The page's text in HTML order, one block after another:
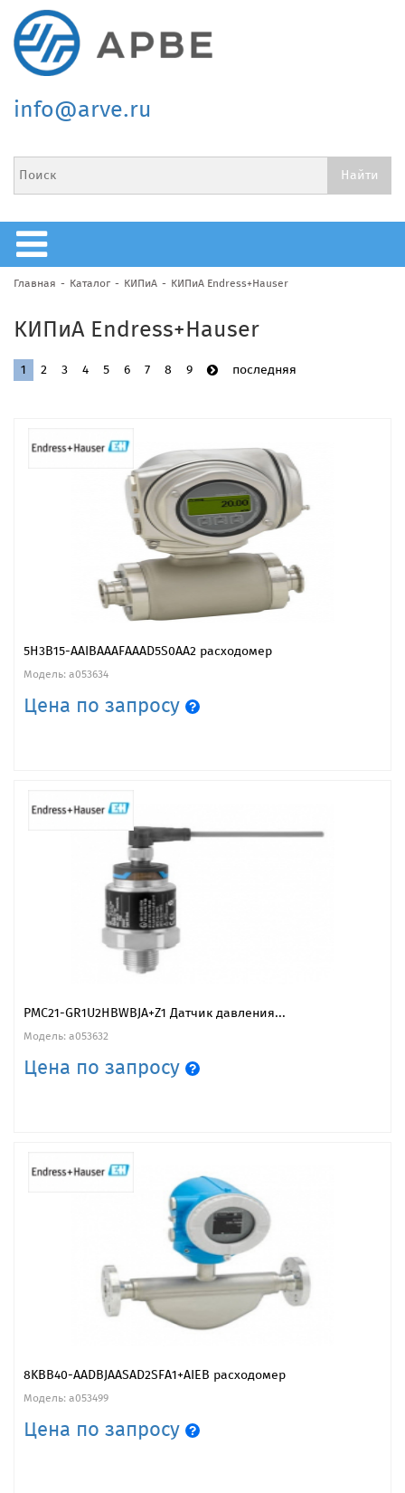
info@arve.ru
Главная Каталог КИПиА КИПиА Endress+Hauser
КИПиА Endress+Hauser
1 2 3 4 5 6 7 8 9 последняя
5H3B15-AAIBAAAFAAAD5S0AA2 расходомер
Модель: a053634
Цена по запросу
PMC21-GR1U2HBWBJA+Z1 Датчик давления...
Модель: a053632
Цена по запросу
8KBB40-AADBJAASAD2SFA1+AIEB расходомер
Модель: a053499
Цена по запросу